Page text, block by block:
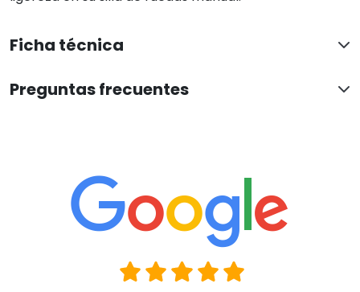
Ficha técnica
Preguntas frecuentes